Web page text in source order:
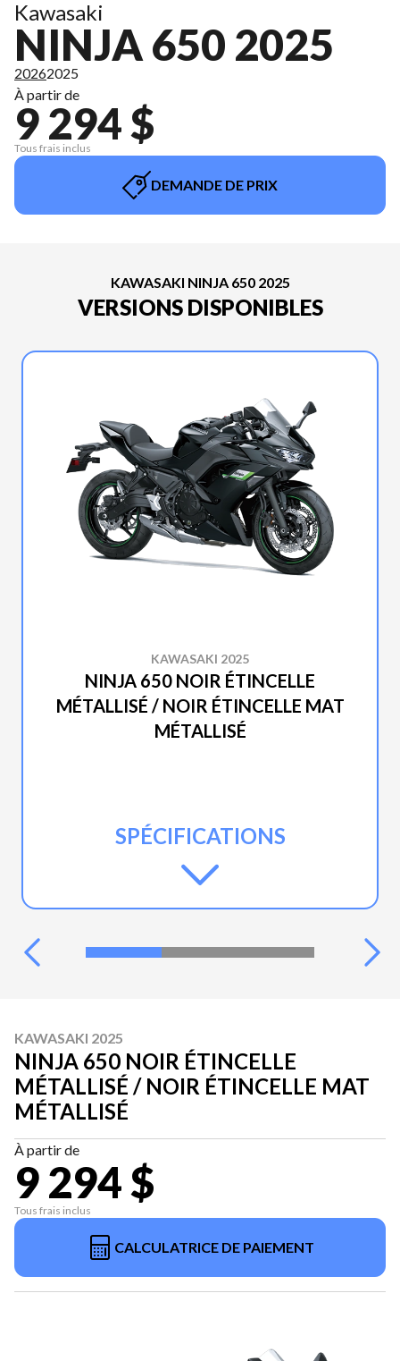
Kawasaki
NINJA 650 2025
20262025
À partir de
9 294 $
Tous frais inclus
DEMANDE DE PRIX
KAWASAKI NINJA 650 2025
VERSIONS DISPONIBLES
KAWASAKI 2025
NINJA 650 NOIR ÉTINCELLE
MÉTALLISÉ / NOIR ÉTINCELLE MAT
MÉTALLISÉ
SPÉCIFICATIONS
KAWASAKI 2025
NINJA 650 NOIR ÉTINCELLE
MÉTALLISÉ / NOIR ÉTINCELLE MAT
MÉTALLISÉ
À partir de
9 294 $
Tous frais inclus
CALCULATRICE DE PAIEMENT